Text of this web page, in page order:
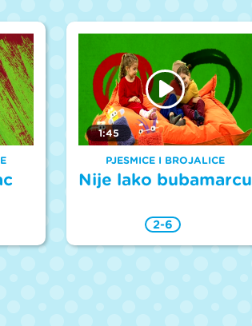
1:45
PJESMICE I BROJALICE
Nije lako bubamarcu
2-6